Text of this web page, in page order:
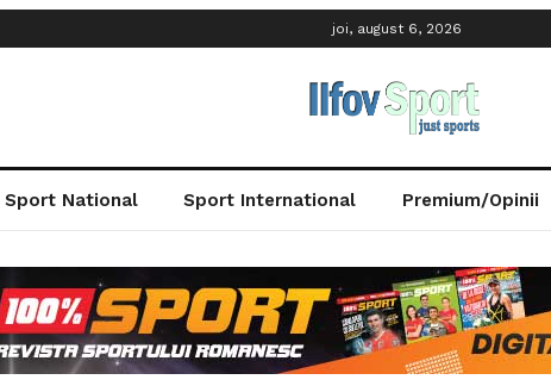
joi, august 6, 2026
Sport National Sport International Premium/Opinii